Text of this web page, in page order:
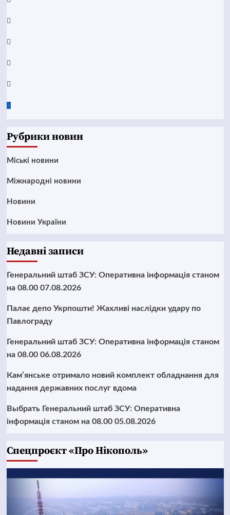
YouTube
Telegram
Instagram
Twitter
Google
Рубрики новин
Mіські новини
Міжнародні новини
Новини
Новини України
Недавні записи
Генеральний штаб ЗСУ: Оперативна інформація станом
на 08.00 07.08.2026
Палає депо Укрпошти! Жахливі наслідки удару по
Павлограду
Генеральний штаб ЗСУ: Оперативна інформація станом
на 08.00 06.08.2026
Кам’янське отримало новий комплект обладнання для
надання державних послуг вдома
Выбрать Генеральний штаб ЗСУ: Оперативна
інформація станом на 08.00 05.08.2026
Cпецпроєкт «Про Нікополь»